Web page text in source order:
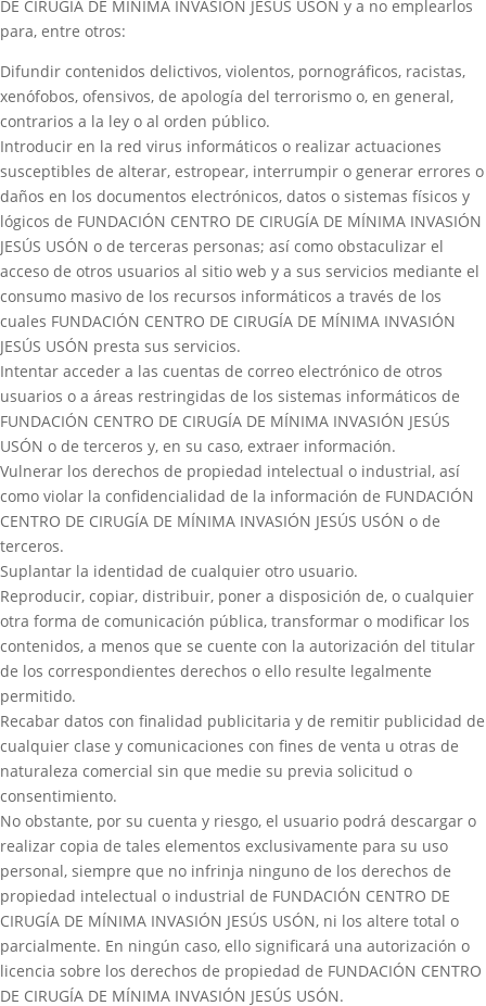
DE CIRUGÍA DE MÍNIMA INVASIÓN JESÚS USÓN y a no emplearlos
para, entre otros:
Difundir contenidos delictivos, violentos, pornográficos, racistas,
xenófobos, ofensivos, de apología del terrorismo o, en general,
contrarios a la ley o al orden público.
Introducir en la red virus informáticos o realizar actuaciones
susceptibles de alterar, estropear, interrumpir o generar errores o
daños en los documentos electrónicos, datos o sistemas físicos y
lógicos de FUNDACIÓN CENTRO DE CIRUGÍA DE MÍNIMA INVASIÓN
JESÚS USÓN o de terceras personas; así como obstaculizar el
acceso de otros usuarios al sitio web y a sus servicios mediante el
consumo masivo de los recursos informáticos a través de los
cuales FUNDACIÓN CENTRO DE CIRUGÍA DE MÍNIMA INVASIÓN
JESÚS USÓN presta sus servicios.
Intentar acceder a las cuentas de correo electrónico de otros
usuarios o a áreas restringidas de los sistemas informáticos de
FUNDACIÓN CENTRO DE CIRUGÍA DE MÍNIMA INVASIÓN JESÚS
USÓN o de terceros y, en su caso, extraer información.
Vulnerar los derechos de propiedad intelectual o industrial, así
como violar la confidencialidad de la información de FUNDACIÓN
CENTRO DE CIRUGÍA DE MÍNIMA INVASIÓN JESÚS USÓN o de
terceros.
Suplantar la identidad de cualquier otro usuario.
Reproducir, copiar, distribuir, poner a disposición de, o cualquier
otra forma de comunicación pública, transformar o modificar los
contenidos, a menos que se cuente con la autorización del titular
de los correspondientes derechos o ello resulte legalmente
permitido.
Recabar datos con finalidad publicitaria y de remitir publicidad de
cualquier clase y comunicaciones con fines de venta u otras de
naturaleza comercial sin que medie su previa solicitud o
consentimiento.
No obstante, por su cuenta y riesgo, el usuario podrá descargar o
realizar copia de tales elementos exclusivamente para su uso
personal, siempre que no infrinja ninguno de los derechos de
propiedad intelectual o industrial de FUNDACIÓN CENTRO DE
CIRUGÍA DE MÍNIMA INVASIÓN JESÚS USÓN, ni los altere total o
parcialmente. En ningún caso, ello significará una autorización o
licencia sobre los derechos de propiedad de FUNDACIÓN CENTRO
DE CIRUGÍA DE MÍNIMA INVASIÓN JESÚS USÓN.